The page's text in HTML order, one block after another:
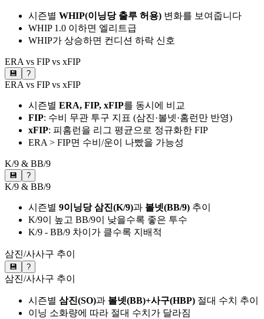
시즌별 WHIP(이닝당 출루 허용) 변화를 보여줍니다
WHIP 1.0 이하면 엘리트급
WHIP가 상승하면 컨디션 하락 신호
ERA vs FIP vs xFIP
💾 ?
ERA vs FIP vs xFIP
시즌별 ERA, FIP, xFIP를 동시에 비교
FIP: 수비 무관 투구 지표 (삼진·볼넷·홈런만 반영)
xFIP: 피홈런을 리그 평균으로 정규화한 FIP
ERA > FIP면 수비/운이 나빴을 가능성
K/9 & BB/9
💾 ?
K/9 & BB/9
시즌별 9이닝당 삼진(K/9)과 볼넷(BB/9) 추이
K/9이 높고 BB/9이 낮을수록 좋은 투수
K/9 - BB/9 차이가 클수록 지배적
삼진/사사구 추이
💾 ?
삼진/사사구 추이
시즌별 삼진(SO)과 볼넷(BB)+사구(HBP) 절대 수치 추이
이닝 소화량에 따라 절대 수치가 달라짐